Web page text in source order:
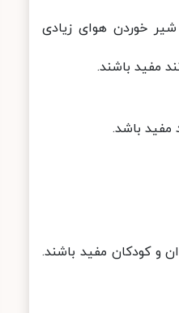
خوردن هوای زیادی
باشند.
باشد.
کودکان مفید باشند.